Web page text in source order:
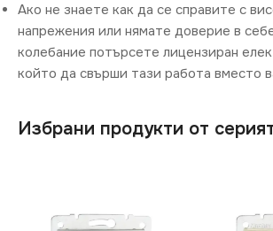
Ако не знаете как да се справите с
напрежения или нямате доверие в
колебание потърсете лицензиран
който да свърши тази работа вместо
Избрани продукти от